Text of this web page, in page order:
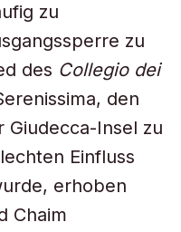
zu
zu
des Collegio dei
den
Giudecca-Insel zu
Einfluss
erhoben
Chaim